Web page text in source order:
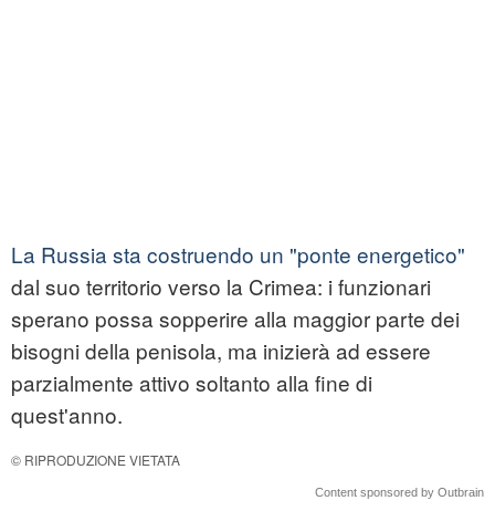
La Russia sta costruendo un "ponte energetico"
dal suo territorio verso la Crimea: i funzionari
sperano possa sopperire alla maggior parte dei
bisogni della penisola, ma inizierà ad essere
parzialmente attivo soltanto alla fine di
quest'anno.
© RIPRODUZIONE VIETATA
Content sponsored by Outbrain